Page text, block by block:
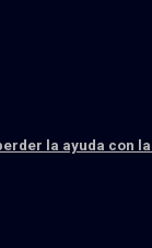
la ayuda con